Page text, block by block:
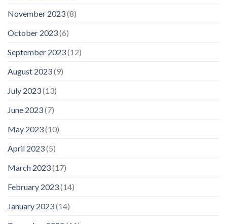
November 2023(8)
October 2023(6)
September 2023(12)
August 2023(9)
July 2023(13)
June 2023(7)
May 2023(10)
April 2023(5)
March 2023(17)
February 2023(14)
January 2023(14)